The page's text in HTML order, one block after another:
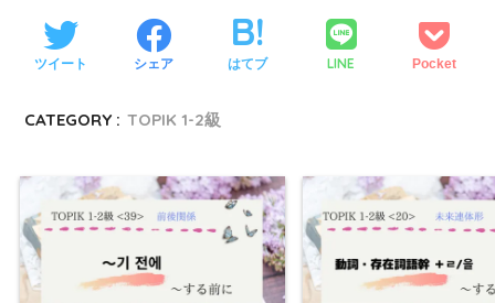
ツイート シェア はてブ LINE Pocket
CATEGORY : TOPIK 1-2級